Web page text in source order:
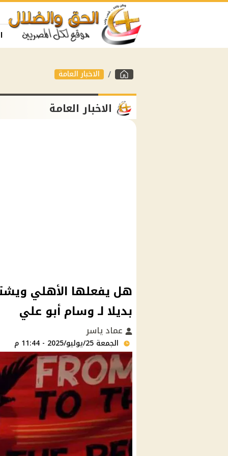
الاخبار العامة
الاخبار العامة
هل يفعلها الأهلي
بديلا لـ وسام أبو علي
عماد ياسر
الجمعة 25/يوليو/2025 - 11:44 م